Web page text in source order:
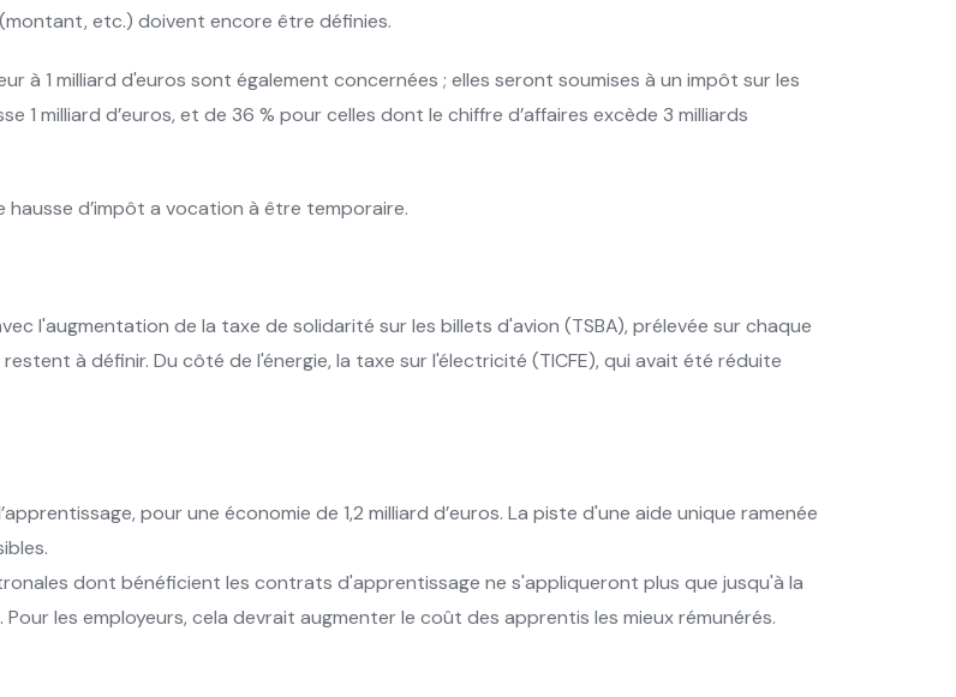
etc.) doivent encore être définies.
à 1 milliard d'euros sont également concernées ; elles seront soumises à un impôt sur les
1 milliard d’euros, et de 36 % pour celles dont le chiffre d’affaires excède 3 milliards
d’impôt a vocation à être temporaire.
l'augmentation de la taxe de solidarité sur les billets d'avion (TSBA), prélevée sur chaque
à définir. Du côté de l'énergie, la taxe sur l'électricité (TICFE), qui avait été réduite
pour une économie de 1,2 milliard d’euros. La piste d'une aide unique ramenée
dont bénéficient les contrats d'apprentissage ne s'appliqueront plus que jusqu'à la
les employeurs, cela devrait augmenter le coût des apprentis les mieux rémunérés.